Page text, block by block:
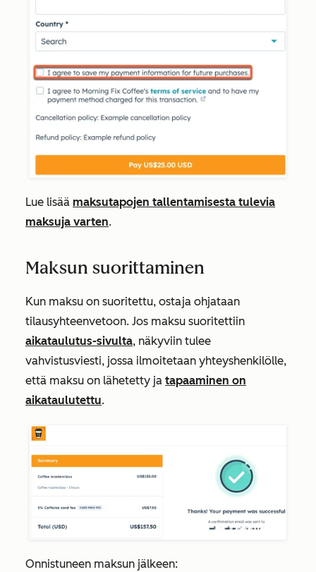
Lue lisää maksutapojen tallentamisesta tulevia
maksuja varten.
Maksun suorittaminen
Kun maksu on suoritettu, ostaja ohjataan
tilausyhteenvetoon. Jos maksu suoritettiin
aikataulutus-sivulta, näkyviin tulee
vahvistusviesti, jossa ilmoitetaan yhteyshenkilölle,
että maksu on lähetetty ja tapaaminen on
aikataulutettu.
Onnistuneen maksun jälkeen: